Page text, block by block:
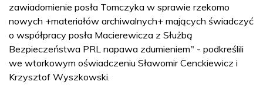
zawiadomienie posła Tomczyka w sprawie rzekomo
nowych +materiałów archiwalnych+ mających świadczyć
o współpracy posła Macierewicza z Służbą
Bezpieczeństwa PRL napawa zdumieniem" - podkreślili
we wtorkowym oświadczeniu Sławomir Cenckiewicz i
Krzysztof Wyszkowski.